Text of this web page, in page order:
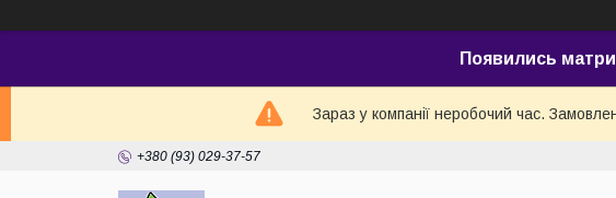
Появились
Зараз у компанії неробочий час.
+380 (93) 029-37-57